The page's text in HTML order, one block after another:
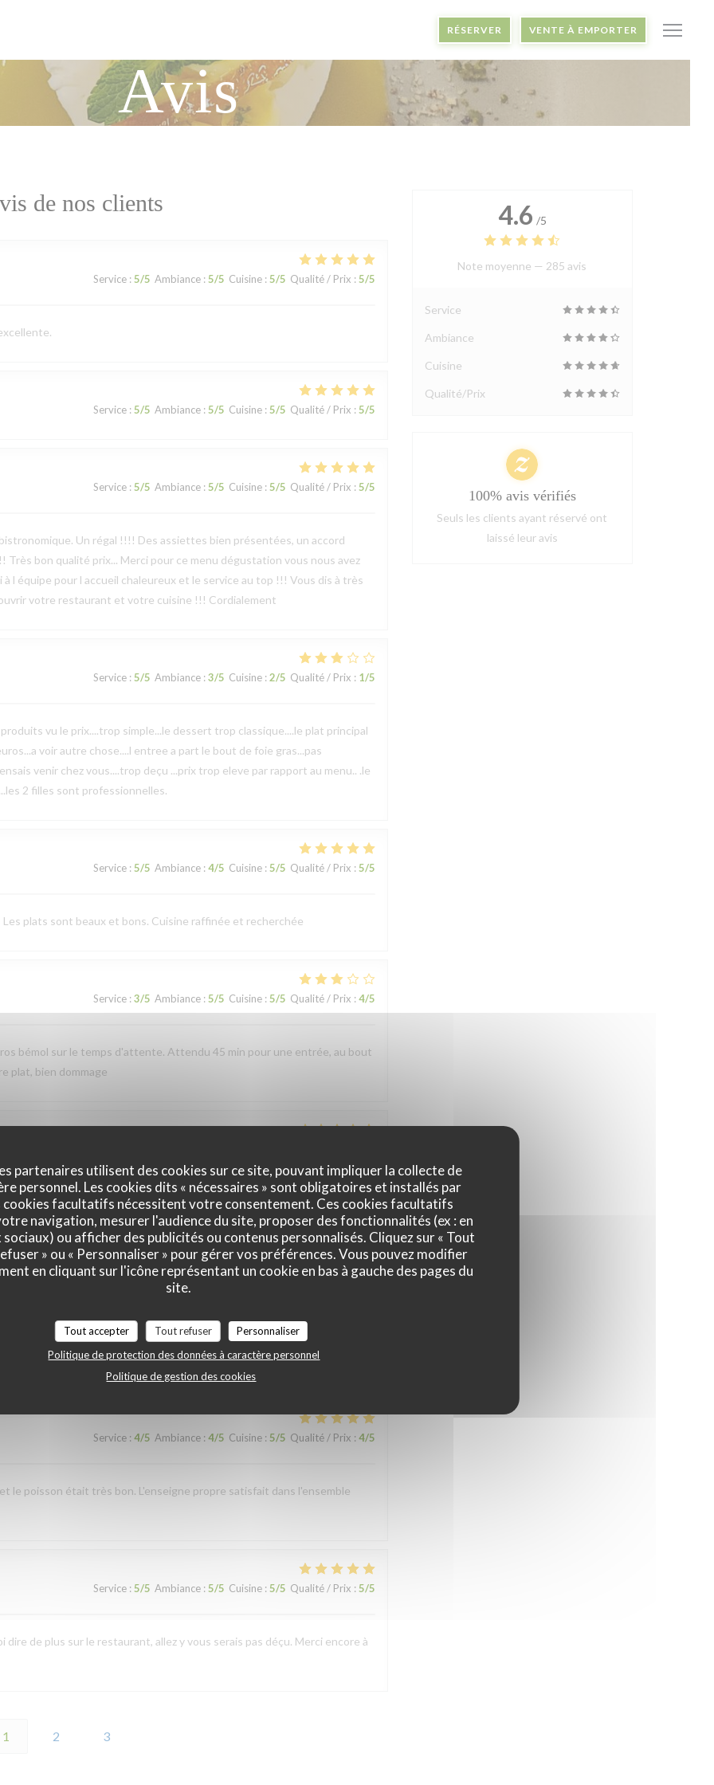
partenaires utilisent des cookies sur ce site, pouvant impliquer la collecte de
personnel. Les cookies dits « nécessaires » sont obligatoires et installés par
facultatifs nécessitent votre consentement. Ces cookies facultatifs
navigation, mesurer l'audience du site, proposer des fonctionnalités (ex : en
sociaux) ou afficher des publicités ou contenus personnalisés. Cliquez sur « Tout
» ou « Personnaliser » pour gérer vos préférences. Vous pouvez modifier
en cliquant sur l'icône représentant un cookie en bas à gauche des pages du
site.
Tout accepter Tout refuser
Personnaliser
Politique de protection des données à caractère personnel
Politique de gestion des cookies
RÉSERVER VENTE À EMPORTER
Avis
de nos clients
Service: 5/5 Ambiance: 5/5 Cuisine: 5/5 Qualité / Prix : 5/5
Service: 5/5 Ambiance: 5/5 Cuisine: 5/5 Qualité / Prix : 5/5
Service: 5/5 Ambiance: 5/5 Cuisine: 5/5 Qualité / Prix : 5/5
Un régal !!!! Des assiettes bien présentées, un accord
bon qualité prix... Merci pour ce menu dégustation vous nous avez
l équipe pour l accueil chaleureux et le service au top !!! Vous dis à très
votre restaurant et votre cuisine !!! Cordialement
Service: 5/5 Ambiance: 3/5 Cuisine: 2/5 Qualité / Prix : 1/5
vu le prix....trop simple...le dessert trop classique....le plat principal
voir autre chose....l entree a part le bout de foie gras...pas
venir chez vous....trop deçu ...prix trop eleve par rapport au menu.. .le
2 filles sont professionnelles.
Service: 5/5 Ambiance: 4/5 Cuisine: 5/5 Qualité / Prix : 5/5
plats sont beaux et bons. Cuisine raffinée et recherchée
Service: 3/5 Ambiance: 5/5 Cuisine: 5/5 Qualité / Prix : 4/5
bémol sur le temps d'attente. Attendu 45 min pour une entrée, au bout
plat, bien dommage
Service: 5/5 Ambiance:5 /5 Cuisine: 5/5 Qualité / Prix: 5/5
reviendrons pour goûter le repas gastronomique
Effectivement le menu dégustation autour de la truffe noire du
plaisir de vous accueillir une prochaine fois Salutations gourmandes
Service: 4/5 Ambiance: 4/5 Cuisine: 5/5 Qualité / Prix : 4/5
le poisson était très bon. L'enseigne propre satisfait dans l'ensemble
Service: 5/5 Ambiance: 5/5 Cuisine: 5/5 Qualité / Prix : 5/5
de plus sur le restaurant, allez y vous serais pas déçu. Merci encore à
1 2 3
4.6 /5
Note moyenne — 285 avis
Service
Ambiance
Cuisine
Qualité/Prix
100% avis vérifiés
Seuls les clients ayant réservé ont
laissé leur avis